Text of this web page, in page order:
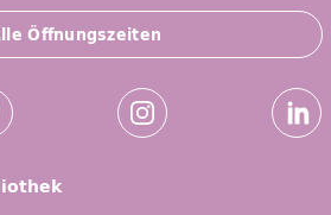
Öffnungszeiten
der ZLB
Instagram